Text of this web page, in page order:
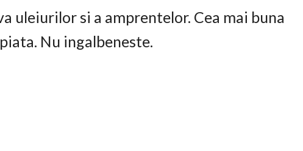
uleiurilor si a amprentelor. Cea mai buna
Nu ingalbeneste.